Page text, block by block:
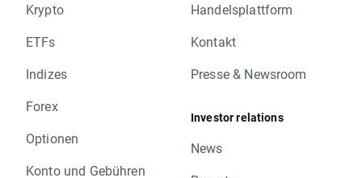
Krypto
ETFs
Indizes
Forex
Optionen
Konto und Gebühren
Handelsplattform
Kontakt
Presse & Newsroom
Investor relations
News